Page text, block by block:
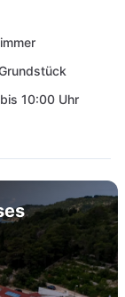
10:00 Uhr